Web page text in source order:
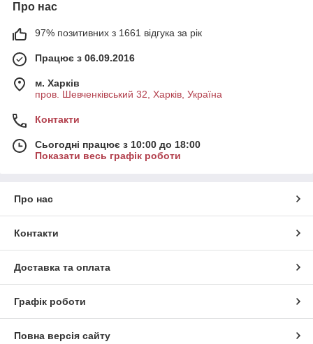
Про нас
97% позитивних з 1661 відгука за рік
Працює з 06.09.2016
м. Харків
пров. Шевченківський 32, Харків, Україна
Контакти
Сьогодні працює з 10:00 до 18:00
Показати весь графік роботи
Про нас
Контакти
Доставка та оплата
Графік роботи
Повна версія сайту